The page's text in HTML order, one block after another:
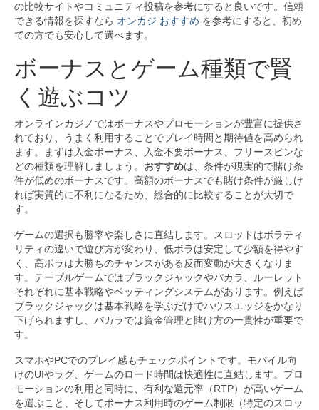
の比較サイトやコミュニティ投稿を参考にすると良いです。信頼
できる情報を探すなら オンカジ おすすめ を参考にすると、初め
ての方でも安心して選べます。
ボーナスとゲーム種類で賢
く遊ぶコツ
オンラインカジノではボーナスやプロモーションが豊富に提供さ
れており、うまく利用することでプレイ時間と期待値を高められ
ます。まずは入金ボーナス、入金不要ボーナス、フリースピンな
どの種類を理解しましょう。 おすすめは、条件が現実的で賭け条
件が低めのボーナスです。高額のボーナスでも賭け条件が厳しけ
れば実質的に不利になるため、総合的に比較することが大切で
す。
ゲームの選択も勝率や楽しさに直結します。スロットはボラティ
リティの違いで遊び方が変わり、低ボラは安定して少額を得やす
く、高ボラは大勝ちのチャンスがある反面変動が大きくなりま
す。テーブルゲームではブラックジャックやバカラ、ルーレット
それぞれに基本戦略やベッティングシステムがあります。例えば
ブラックジャックは基本戦略を学ぶだけでハウスエッジをかなり
下げられますし、バカラでは資金管理と賭け方の一貫性が重要で
す。
スマホやPCでのプレイ感もチェックポイントです。モバイル向
けのUIやラグ、ゲームのロード時間は快適性に直結します。プロ
モーションの利用と同時に、有利な還元率（RTP）が高いゲーム
を選ぶこと、そしてボーナス利用時のゲーム制限（特定のスロッ